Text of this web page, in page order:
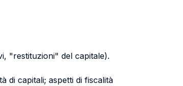
"restituzioni" del capitale).
di capitali; aspetti di fiscalità